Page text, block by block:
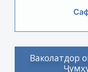
Ваколатдор